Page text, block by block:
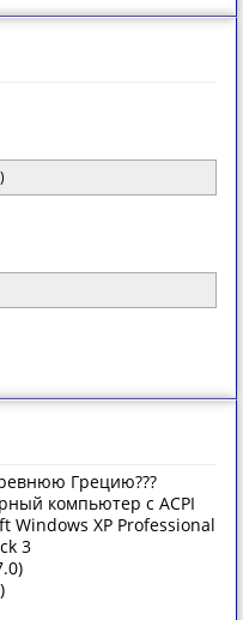
Грецию???
компьютер с ACPI
Windows XP Professional
3